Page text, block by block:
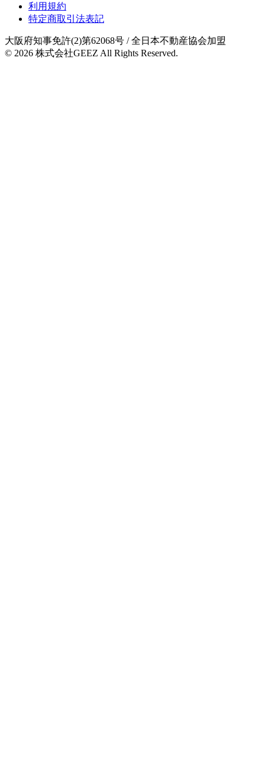
利用規約
特定商取引法表記
大阪府知事免許(2)第62068号 / 全日本不動産協会加盟
© 2026 株式会社GEEZ All Rights Reserved.